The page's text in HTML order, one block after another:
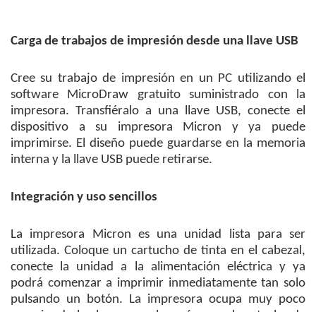
Carga de trabajos de impresión desde una llave USB
Cree su trabajo de impresión en un PC utilizando el
software MicroDraw gratuito suministrado con la
impresora. Transfiéralo a una llave USB, conecte el
dispositivo a su impresora Micron y ya puede
imprimirse. El diseño puede guardarse en la memoria
interna y la llave USB puede retirarse.
Integración y uso sencillos
La impresora Micron es una unidad lista para ser
utilizada. Coloque un cartucho de tinta en el cabezal,
conecte la unidad a la alimentación eléctrica y ya
podrá comenzar a imprimir inmediatamente tan solo
pulsando un botón. La impresora ocupa muy poco